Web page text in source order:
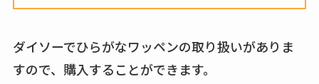
ダイソーでひらがなワッペンの取り扱いがありま
すので、購入することができます。